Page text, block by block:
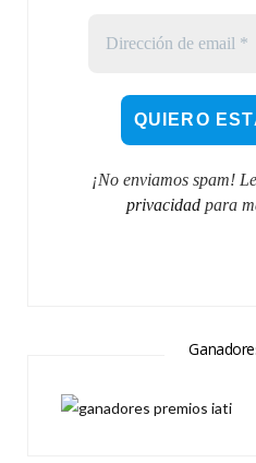
¡No enviamos spam!
privacidadpara